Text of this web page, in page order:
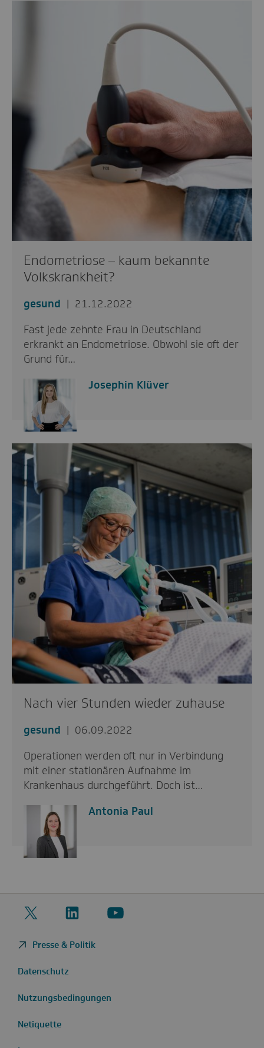
Endometriose – kaum bekannte
Volkskrankheit?
gesund
21.12.2022
Fast jede zehnte Frau in Deutschland
erkrankt an Endometriose. Obwohl sie oft der
Grund für…
Josephin Klüver
Nach vier Stunden wieder zuhause
gesund
06.09.2022
Operationen werden oft nur in Verbindung
mit einer stationären Aufnahme im
Krankenhaus durchgeführt. Doch ist…
Antonia Paul
Twitter
LinkedIn
YouTube
Presse & Politik
Datenschutz
Nutzungsbedingungen
Netiquette